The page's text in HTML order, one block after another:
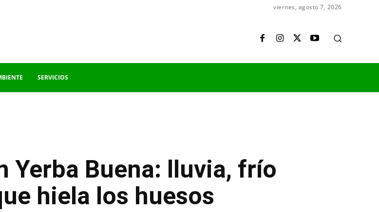
viernes, agosto 7, 2026
SERVICIOS
Yerba Buena: lluvia, frío
hiela los huesos